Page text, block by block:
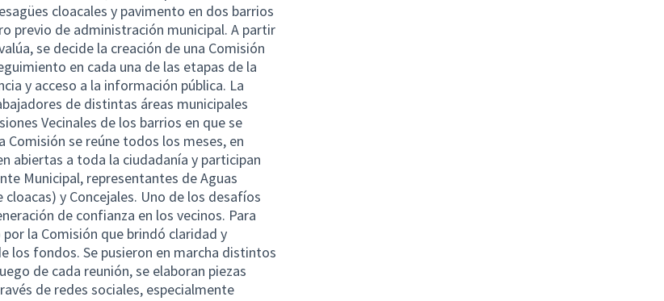
cloacales y pavimento en dos barrios
previo de administración municipal. A partir
se decide la creación de una Comisión
en cada una de las etapas de la
y acceso a la información pública. La
de distintas áreas municipales
Vecinales de los barrios en que se
Comisión se reúne todos los meses, en
abiertas a toda la ciudadanía y participan
Municipal, representantes de Aguas
y Concejales. Uno de los desafíos
de confianza en los vecinos. Para
la Comisión que brindó claridad y
los fondos. Se pusieron en marcha distintos
de cada reunión, se elaboran piezas
de redes sociales, especialmente